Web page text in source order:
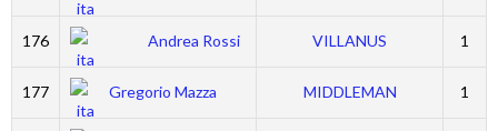
176 Andrea Rossi VILLANUS 1
177 Gregorio Mazza MIDDLEMAN 1